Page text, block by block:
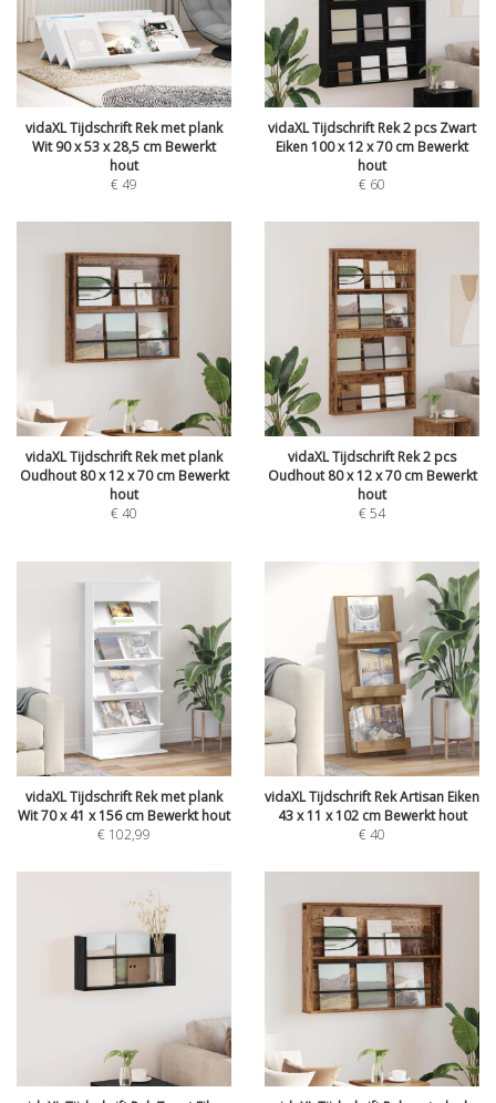
vidaXL Tijdschrift Rek met plank
Wit 90 x 53 x 28,5 cm Bewerkt
hout
€49
vidaXL Tijdschrift Rek 2 pcs Zwart
Eiken 100 x 12 x 70 cm Bewerkt
hout
€ 60
vidaXL Tijdschrift Rek met plank
Oudhout 80 x 12 x 70 cm Bewerkt
hout
€40
vidaXL Tijdschrift Rek 2 pcs
Oudhout 80 x 12 x 70 cm Bewerkt
hout
€54
vidaXL Tijdschrift Rek met plank
Wit 70 x 41 x 156 cm Bewerkt hout
€ 102,99
vidaXL Tijdschrift Rek Artisan Eiken
43 x 11 x 102 cm Bewerkt hout
€40